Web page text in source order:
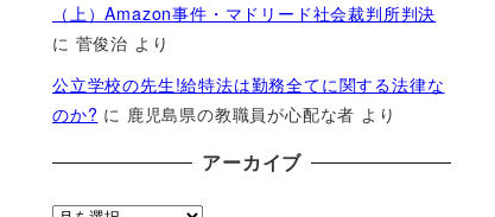
（上）Amazon事件・マドリード社会裁判所判決
に 菅俊治 より
公立学校の先生!給特法は勤務全てに関する法律な
のか? に 鹿児島県の教職員が心配な者 より
アーカイブ